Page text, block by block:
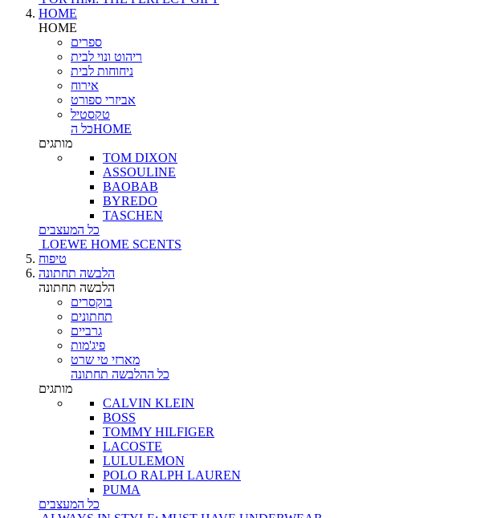
HOME
HOME
ספרים
ריהוט ונוי לבית
ניחוחות לבית
אירוח
אביזרי ספורט
טקסטיל
כל הHOME
מותגים
TOM DIXON
ASSOULINE
BAOBAB
BYREDO
TASCHEN
כל המעצבים
LOEWE HOME SCENTS
טיפוח
הלבשה תחתונה
הלבשה תחתונה
בוקסרים
תחתונים
גרביים
פיג'מות
מארזי טי שרט
כל ההלבשה תחתונה
מותגים
CALVIN KLEIN
BOSS
TOMMY HILFIGER
LACOSTE
LULULEMON
POLO RALPH LAUREN
PUMA
כל המעצבים